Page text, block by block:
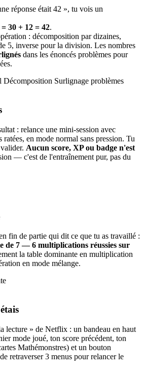
réponse était 42 », tu vois un
30 + 12 = 42.
: décomposition par dizaines,
5, inverse pour la division. Les nombres
dans les énoncés problèmes pour
Décomposition Surlignage problèmes
: relance une mini-session avec
en mode normal sans pression. Tu
Aucun score, XP ou badge n'est
— c'est de l'entraînement pur, pas du
fin de partie qui dit ce que tu as travaillé :
de 7 — 6 multiplications réussies sur
la table dominante en multiplication
en mode mélange.
lecture » de Netflix : un bandeau en haut
mode joué, ton score précédent, ton
Mathémonstres) et un bouton
retraverser 3 menus pour relancer le